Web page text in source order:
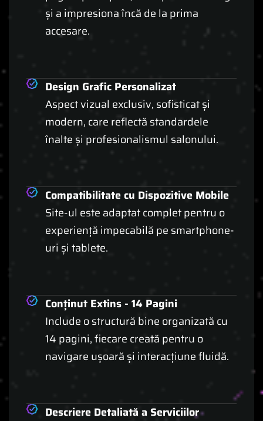
și a impresiona încă de la prima
accesare.
Design Grafic Personalizat
Aspect vizual exclusiv, sofisticat și
modern, care reflectă standardele
înalte și profesionalismul salonului.
Compatibilitate cu Dispozitive Mobile
Site-ul este adaptat complet pentru o
experiență impecabilă pe smartphone-
uri și tablete.
Conținut Extins - 14 Pagini
Include o structură bine organizată cu
14 pagini, fiecare creată pentru o
navigare ușoară și interacțiune fluidă.
Descriere Detaliată a Serviciilor